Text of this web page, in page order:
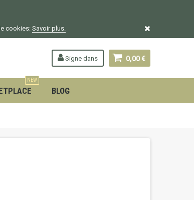
cookies: Savoir plus.
0,00 €
Signe dans
NEW
BLOG